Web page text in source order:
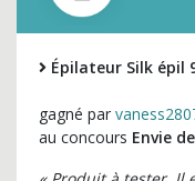
Épilateur Silk épil
gagné par
au concours Envie